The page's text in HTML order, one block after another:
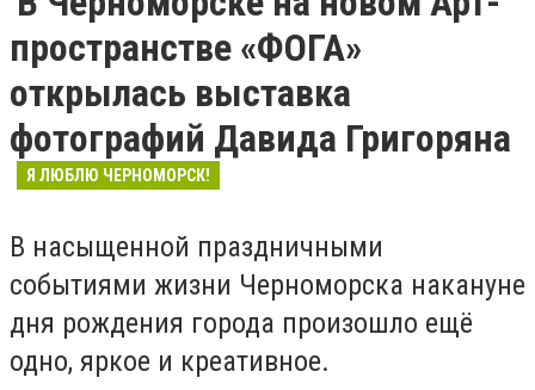
пространстве «ФОГА»
открылась выставка
фотографий Давида Григоряна
Я ЛЮБЛЮ ЧЕРНОМОРСК!
В насыщенной праздничными
событиями жизни Черноморска накануне
дня рождения города произошло ещё
одно, яркое и креативное.